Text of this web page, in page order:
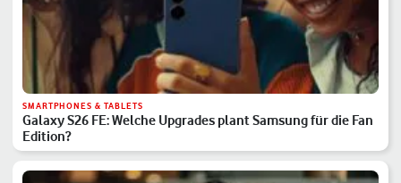
SMARTPHONES & TABLETS
Galaxy S26 FE: Welche Upgrades plant Samsung für die Fan
Edition?